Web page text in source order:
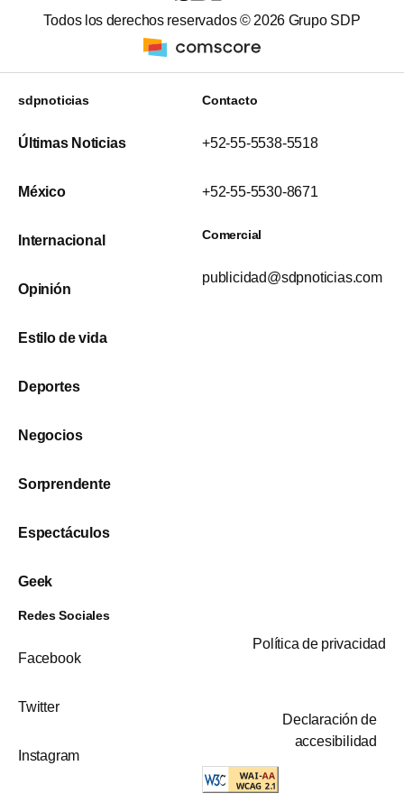
Todos los derechos reservados © 2026 Grupo SDP
sdpnoticias
Últimas Noticias
México
Internacional
Opinión
Estilo de vida
Deportes
Negocios
Sorprendente
Espectáculos
Geek
Contacto
+52-55-5538-5518
+52-55-5530-8671
Comercial
publicidad@sdpnoticias.com
Redes Sociales
Facebook
Twitter
Instagram
Política de privacidad
Declaración de
accesibilidad